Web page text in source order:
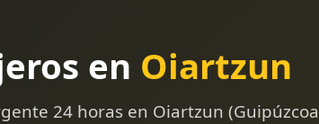
en Oiartzun
24 horas en Oiartzun